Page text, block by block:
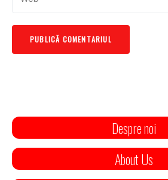
Despre noi
About Us